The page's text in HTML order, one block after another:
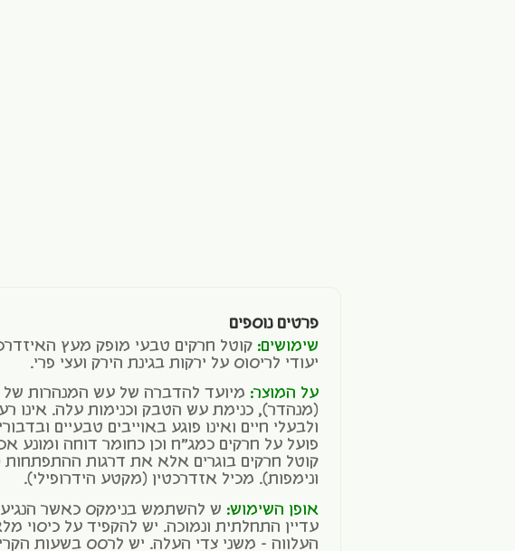
פרטים נוספים
שימושים: קוטל חרקים טבעי מופק מעץ
יעודי לריסוס על ירקות בגינת הירק ועצי פרי.
על המוצר: מיועד להדברה של עש המנהרות
(מנהדר), כנימת עש הטבק וכנימות עלה. אינו
ולבעלי חיים ואינו פוגע באוייבים טבעיים
פועל על חרקים כמג"ח וכן כחומר דוחה ומונע
קוטל חרקים בוגרים אלא את דרגות ההתפתחות
ונימפות). מכיל אזדרכטין (מקטע הידרופילי).
אופן השימוש: ש להשתמש בנימקס כאשר
עדיין התחלתית ונמוכה. יש להקפיד על כיסוי
העלווה – משני צדי העלה. יש לרסס בשעות